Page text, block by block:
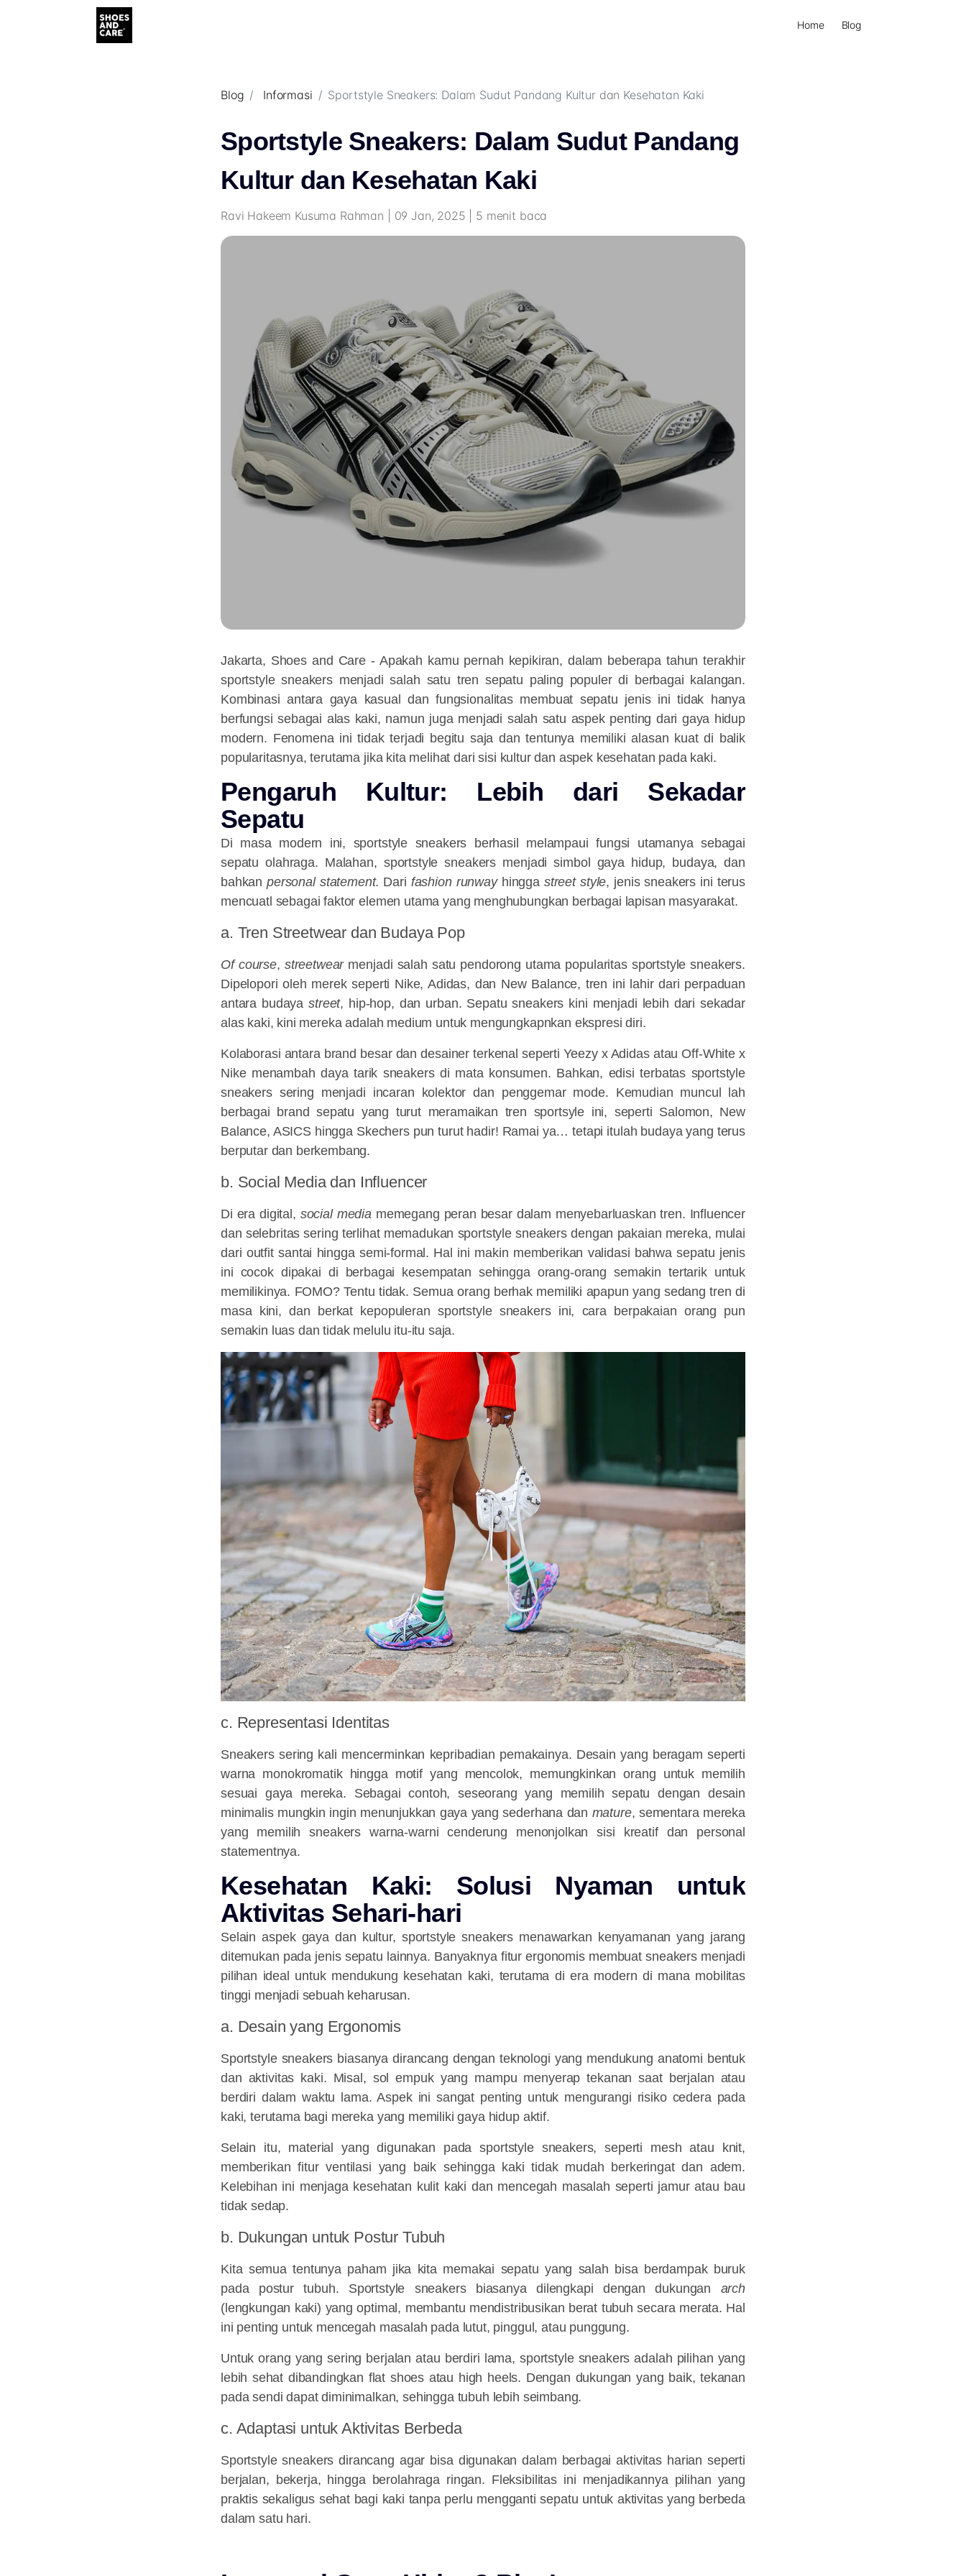
Home Blog
Blog Informasi Sportstyle Sneakers: Dalam Sudut Pandang Kultur dan Kesehatan Kaki
Sportstyle Sneakers: Dalam Sudut Pandang
Kultur dan Kesehatan Kaki
Ravi Hakeem Kusuma Rahman | 09 Jan, 2025 | 5 menit baca
Jakarta, Shoes and Care - Apakah kamu pernah kepikiran, dalam beberapa tahun terakhir
sportstyle sneakers menjadi salah satu tren sepatu paling populer di berbagai kalangan.
Kombinasi antara gaya kasual dan fungsionalitas membuat sepatu jenis ini tidak hanya
berfungsi sebagai alas kaki, namun juga menjadi salah satu aspek penting dari gaya hidup
modern. Fenomena ini tidak terjadi begitu saja dan tentunya memiliki alasan kuat di balik
popularitasnya, terutama jika kita melihat dari sisi kultur dan aspek kesehatan pada kaki.
Pengaruh Kultur: Lebih dari Sekadar
Sepatu
Di masa modern ini, sportstyle sneakers berhasil melampaui fungsi utamanya sebagai
sepatu olahraga. Malahan, sportstyle sneakers menjadi simbol gaya hidup, budaya, dan
bahkanpersonal statement. Dari fashion runwayhingga street style, jenis sneakers ini terus
mencuatl sebagai faktor elemen utama yang menghubungkan berbagai lapisan masyarakat.
a. Tren Streetwear dan Budaya Pop
Of course, streetwearmenjadi salah satu pendorong utama popularitas sportstyle sneakers.
Dipelopori oleh merek seperti Nike, Adidas, dan New Balance, tren ini lahir dari perpaduan
antara budayastreet, hip-hop, dan urban. Sepatu sneakers kini menjadi lebih dari sekadar
alas kaki, kini mereka adalah medium untuk mengungkapnkan ekspresi diri.
Kolaborasi antara brand besar dan desainer terkenal seperti Yeezy x Adidas atau Off-White x
Nike menambah daya tarik sneakers di mata konsumen. Bahkan, edisi terbatas sportstyle
sneakers sering menjadi incaran kolektor dan penggemar mode. Kemudian muncul lah
berbagai brand sepatu yang turut meramaikan tren sportsyle ini, seperti Salomon, New
Balance, ASICS hingga Skechers pun turut hadir! Ramai ya… tetapi itulah budaya yang terus
berputar dan berkembang.
b. Social Media dan Influencer
Di era digital, social media memegang peran besar dalam menyebarluaskan tren. Influencer
dan selebritas sering terlihat memadukan sportstyle sneakers dengan pakaian mereka, mulai
dari outfit santai hingga semi-formal. Hal ini makin memberikan validasi bahwa sepatu jenis
ini cocok dipakai di berbagai kesempatan sehingga orang-orang semakin tertarik untuk
memilikinya. FOMO? Tentu tidak. Semua orang berhak memiliki apapun yang sedang tren di
masa kini, dan berkat kepopuleran sportstyle sneakers ini, cara berpakaian orang pun
semakin luas dan tidak melulu itu-itu saja.
c. Representasi Identitas
Sneakers sering kali mencerminkan kepribadian pemakainya. Desain yang beragam seperti
warna monokromatik hingga motif yang mencolok, memungkinkan orang untuk memilih
sesuai gaya mereka. Sebagai contoh, seseorang yang memilih sepatu dengan desain
minimalis mungkin ingin menunjukkan gaya yang sederhana dan mature, sementara mereka
yang memilih sneakers warna-warni cenderung menonjolkan sisi kreatif dan personal
statementnya.
Kesehatan Kaki: Solusi Nyaman untuk
Aktivitas Sehari-hari
Selain aspek gaya dan kultur, sportstyle sneakers menawarkan kenyamanan yang jarang
ditemukan pada jenis sepatu lainnya. Banyaknya fitur ergonomis membuat sneakers menjadi
pilihan ideal untuk mendukung kesehatan kaki, terutama di era modern di mana mobilitas
tinggi menjadi sebuah keharusan.
a. Desain yang Ergonomis
Sportstyle sneakers biasanya dirancang dengan teknologi yang mendukung anatomi bentuk
dan aktivitas kaki. Misal, sol empuk yang mampu menyerap tekanan saat berjalan atau
berdiri dalam waktu lama. Aspek ini sangat penting untuk mengurangi risiko cedera pada
kaki, terutama bagi mereka yang memiliki gaya hidup aktif.
Selain itu, material yang digunakan pada sportstyle sneakers, seperti mesh atau knit,
memberikan fitur ventilasi yang baik sehingga kaki tidak mudah berkeringat dan adem.
Kelebihan ini menjaga kesehatan kulit kaki dan mencegah masalah seperti jamur atau bau
tidak sedap.
b. Dukungan untuk Postur Tubuh
Kita semua tentunya paham jika kita memakai sepatu yang salah bisa berdampak buruk
pada postur tubuh. Sportstyle sneakers biasanya dilengkapi dengan dukungan arch
(lengkungan kaki) yang optimal, membantu mendistribusikan berat tubuh secara merata. Hal
ini penting untuk mencegah masalah pada lutut, pinggul, atau punggung.
Untuk orang yang sering berjalan atau berdiri lama, sportstyle sneakers adalah pilihan yang
lebih sehat dibandingkan flat shoes atau high heels. Dengan dukungan yang baik, tekanan
pada sendi dapat diminimalkan, sehingga tubuh lebih seimbang.
c. Adaptasi untuk Aktivitas Berbeda
Sportstyle sneakers dirancang agar bisa digunakan dalam berbagai aktivitas harian seperti
berjalan, bekerja, hingga berolahraga ringan. Fleksibilitas ini menjadikannya pilihan yang
praktis sekaligus sehat bagi kaki tanpa perlu mengganti sepatu untuk aktivitas yang berbeda
dalam satu hari.